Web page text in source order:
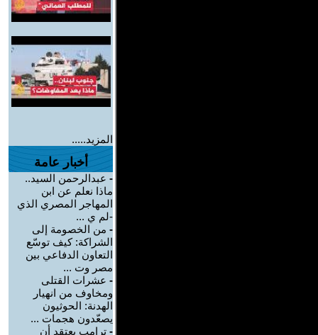
المزيد.....
أخبار عامة
- عبدالرحمن السيد..
ماذا نعلم عن ابن
المهاجر المصري الذي
-لم ي ...
- من الخصومة إلى
الشراكة: كيف توسّع
التعاون الدفاعي بين
مصر وت ...
- عشرات القتلى
ومخاوف من انهيار
الهدنة: الحوثيون
يصعّدون هجمات ...
- ترامب يعتقد أن